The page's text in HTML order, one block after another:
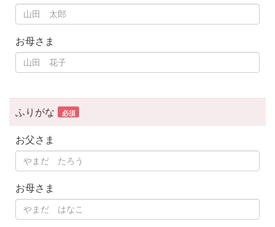
お母さま
ふりがな 必須
お父さま
お母さま